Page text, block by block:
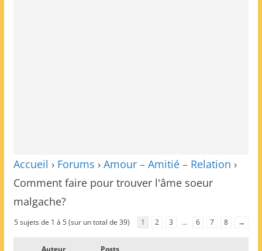
Accueil › Forums › Amour – Amitié – Relation ›
Comment faire pour trouver l'âme soeur
malgache?
5 sujets de 1 à 5 (sur un total de 39) 1 2 3 … 6 7 8 →
Auteur Posts